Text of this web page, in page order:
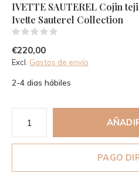
IVETTE SAUTEREL Cojin
Ivette Sauterel Collection
€220,00
Excl. Gastos de envío
2-4 dias hábiles
PAGO